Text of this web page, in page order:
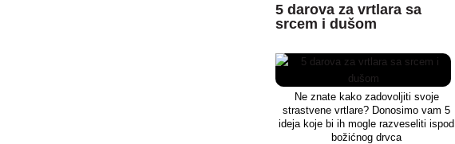
5 darova za vrtlara sa
srcem i dušom
Ne znate kako zadovoljiti svoje
strastvene vrtlare? Donosimo vam 5
ideja koje bi ih mogle razveseliti ispod
božićnog drvca